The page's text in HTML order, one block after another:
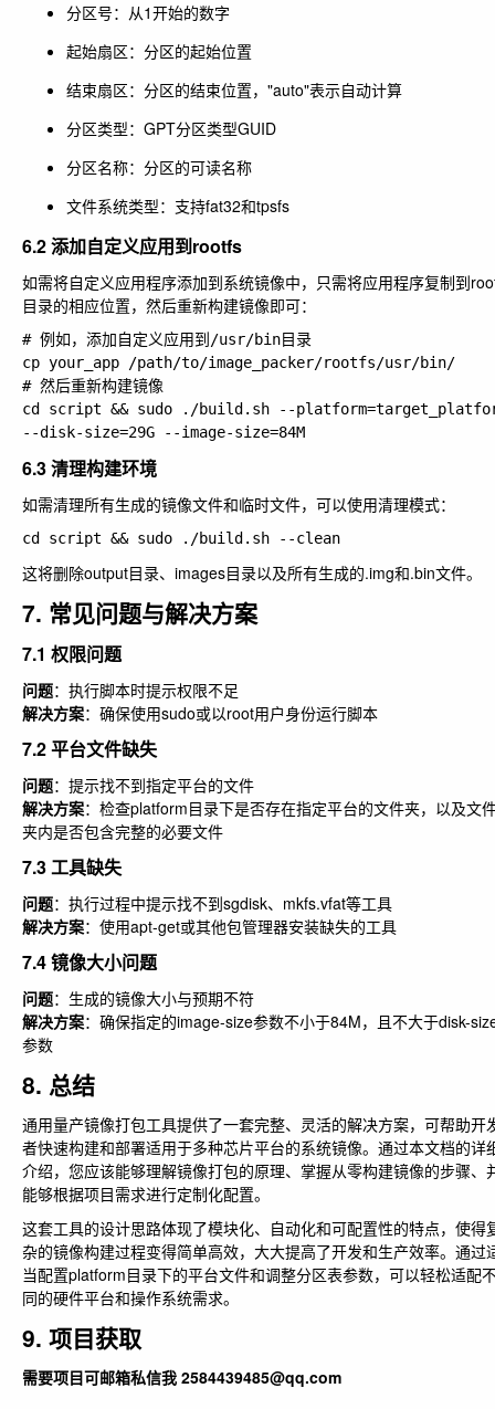
分区号：从1开始的数字
起始扇区：分区的起始位置
结束扇区：分区的结束位置，"auto"表示自动计算
分区类型：GPT分区类型GUID
分区名称：分区的可读名称
文件系统类型：支持fat32和tpsfs
6.2 添加自定义应用到rootfs
如需将自定义应用程序添加到系统镜像中，只需将应用程序复制到
目录的相应位置，然后重新构建镜像即可：
# 例如，添加自定义应用到/usr/bin目录
cp your_app /path/to/image_packer/rootfs/usr/bin/
# 然后重新构建镜像
cd script && sudo ./build.sh --
6.3 清理构建环境
如需清理所有生成的镜像文件和临时文件，可以使用清理模式：
这将删除output目录、images目录以及所有生成的.img和.bin文件。
7. 常见问题与解决方案
7.1 权限问题
问题：执行脚本时提示权限不足
解决方案：确保使用sudo或以root用户身份运行脚本
7.2 平台文件缺失
问题：提示找不到指定平台的文件
解决方案：检查platform目录下是否存在指定平台的文件夹，以及文
夹内是否包含完整的必要文件
7.3 工具缺失
问题：执行过程中提示找不到sgdisk、mkfs.vfat等工具
解决方案：使用apt-get或其他包管理器安装缺失的工具
7.4 镜像大小问题
问题：生成的镜像大小与预期不符
解决方案：确保指定的image-size参数不小于84M，且不大于disk-
参数
8. 总结
通用量产镜像打包工具提供了一套完整、灵活的解决方案，可帮助开
者快速构建和部署适用于多种芯片平台的系统镜像。通过本文档的详
介绍，您应该能够理解镜像打包的原理、掌握从零构建镜像的步骤、
能够根据项目需求进行定制化配置。
这套工具的设计思路体现了模块化、自动化和可配置性的特点，使得
杂的镜像构建过程变得简单高效，大大提高了开发和生产效率。通过
当配置platform目录下的平台文件和调整分区表参数，可以轻松适配
同的硬件平台和操作系统需求。
9. 项目获取
需要项目可邮箱私信我 2584439485@qq.com